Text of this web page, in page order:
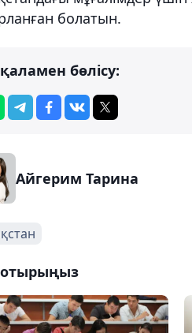
болатын.
бөлісу:
Айгерим Тарина